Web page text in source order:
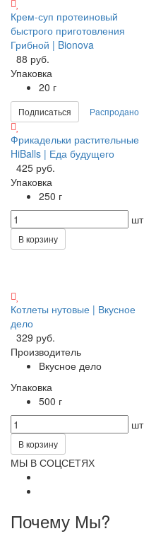
Крем-суп протеиновый
быстрого приготовления
Грибной | Bionova
88 руб.
Упаковка
20 г
Подписаться Распродано
Фрикадельки растительные
HiBalls | Еда будущего
425 руб.
Упаковка
250 г
шт
В корзину
Котлеты нутовые | Вкусное
дело
329 руб.
Производитель
Вкусное дело
Упаковка
500 г
шт
В корзину
МЫ В СОЦСЕТЯХ
Почему Мы?